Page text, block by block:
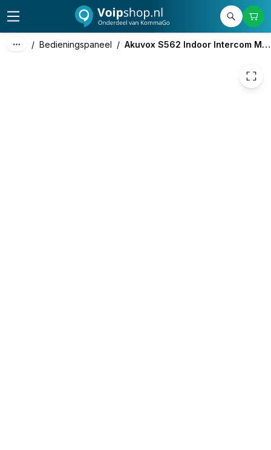
/ Bedieningspaneel / Akuvox S562 Indoor Intercom Monitor
excl. btw
incl. btw